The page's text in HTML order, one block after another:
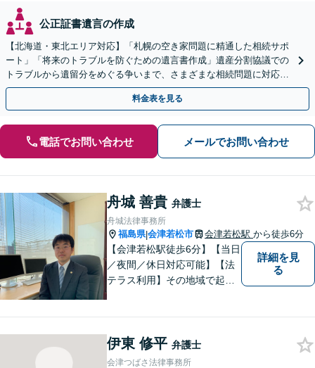
公正証書遺言の作成
【北海道・東北エリア対応】「札幌の空き家問題に精通した相続サポ
ート」「将来のトラブルを防ぐための遺言書作成」遺産分割協議での
トラブルから遺留分をめぐる争いまで、さまざまな相続問題に対応し
ています「アクセス良好・WEB面談対応で安心の相談」
料金表を見る
電話でお問い合わせ メールでお問い合わせ
舟城 善貴 弁護士
舟城法律事務所
福島県|会津若松市 会津若松駅 から徒歩6分
【会津若松駅徒歩6分】【当日
／夜間／休日対応可能】【法
テラス利用】その地域で起こ
原動力です。トラブルがより
複雑化してしまう前に、ぜひ
詳細を見
る
伊東 修平 弁護士
会津つばさ法律事務所